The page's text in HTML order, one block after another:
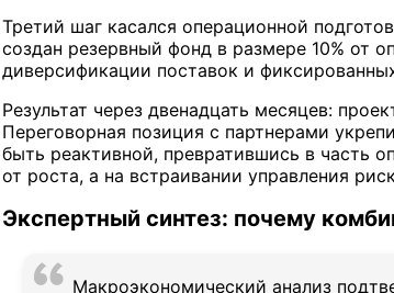
Третий шаг касался операционной
создан резервный фонд в размере 10% от
диверсификации поставок и
Результат через двенадцать месяцев:
Переговорная позиция с партнерами
быть реактивной, превратившись в часть
от роста, а на встраивании управления
Экспертный синтез: почему
Макроэкономический анализ